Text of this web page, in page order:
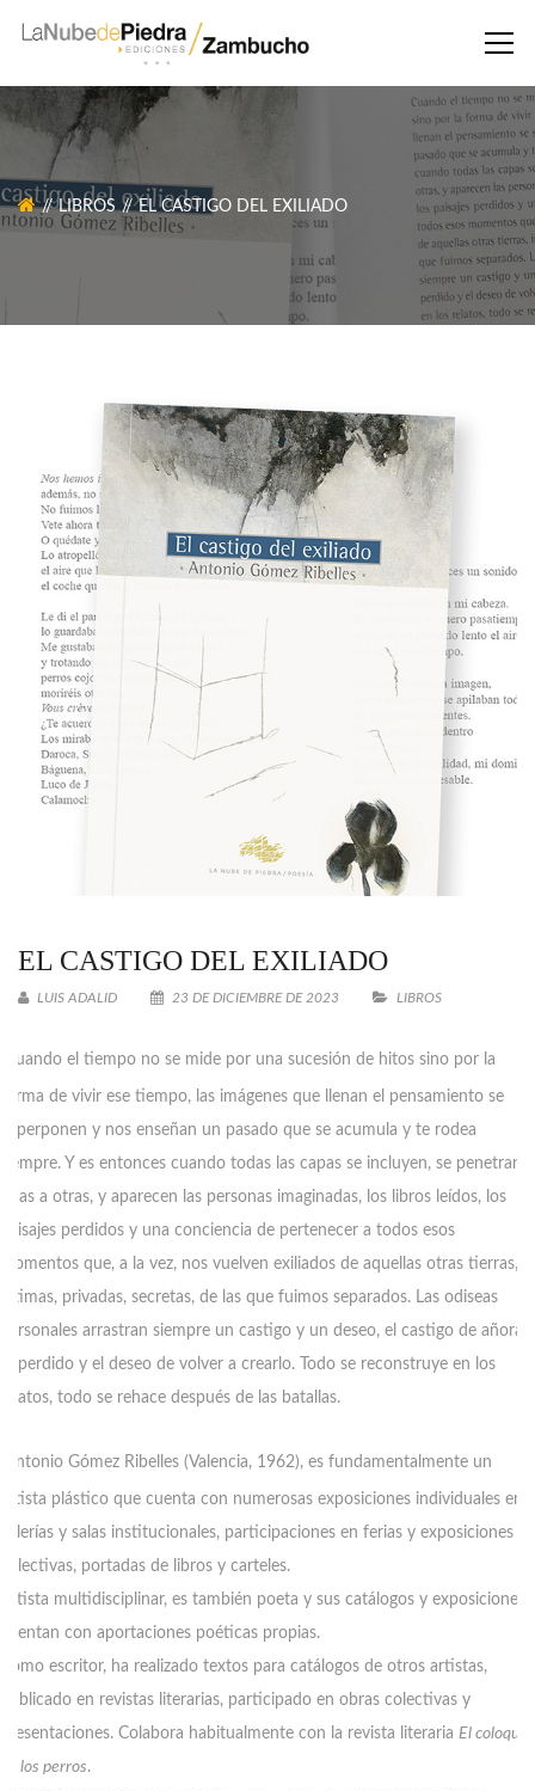
LIBROS EL CASTIGO DEL EXILIADO
EL CASTIGO DEL EXILIADO
LUIS ADALID 23 DE DICIEMBRE DE 2023 LIBROS
uando el tiempo no se mide por una sucesión de hitos sino por la
forma de vivir ese tiempo, las imágenes que llenan el pensamiento se
superponen y nos enseñan un pasado que se acumula y te rodea
siempre. Y es entonces cuando todas las capas se incluyen, se penetran
unas a otras, y aparecen las personas imaginadas, los libros leídos, los
paisajes perdidos y una conciencia de pertenecer a todos esos
momentos que, a la vez, nos vuelven exiliados de aquellas otras tierras,
íntimas, privadas, secretas, de las que fuimos separados. Las odiseas
personales arrastran siempre un castigo y un deseo, el castigo de añorar
lo perdido y el deseo de volver a crearlo. Todo se reconstruye en los
relatos, todo se rehace después de las batallas.
ntonio Gómez Ribelles (Valencia, 1962), es fundamentalmente un
artista plástico que cuenta con numerosas exposiciones individuales en
galerías y salas institucionales, participaciones en ferias y exposiciones
colectivas, portadas de libros y carteles.
Artista multidisciplinar, es también poeta y sus catálogos y exposiciones
cuentan con aportaciones poéticas propias.
Como escritor, ha realizado textos para catálogos de otros artistas,
publicado en revistas literarias, participado en obras colectivas y
presentaciones. Colabora habitualmente con la revista literaria El coloquio
de los perros.